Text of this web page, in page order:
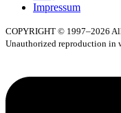
Impressum
COPYRIGHT © 1997–2026
Unauthorized reproduction in